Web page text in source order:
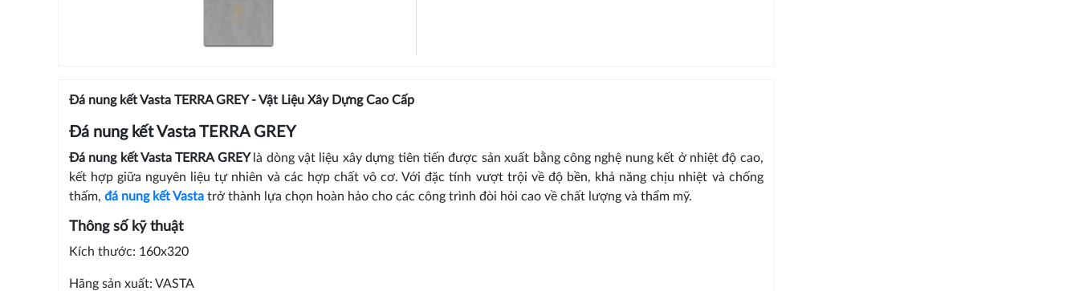
Đá nung kết Vasta TERRA GREY - Vật Liệu Xây Dựng Cao Cấp
Đá nung kết Vasta TERRA GREY
Đá nung kết Vasta TERRA GREYlà dòng vật liệu xây dựng tiên tiến được sản xuất bằng công nghệ nung kết ở nhiệt độ cao,
kết hợp giữa nguyên liệu tự nhiên và các hợp chất vô cơ. Với đặc tính vượt trội về độ bền, khả năng chịu nhiệt và chống
thấm, đá nung kết Vastatrở thành lựa chọn hoàn hảo cho các công trình đòi hỏi cao về chất lượng và thẩm mỹ.
Thông số kỹ thuật
Kích thước: 160x320
Hãng sản xuất: VASTA